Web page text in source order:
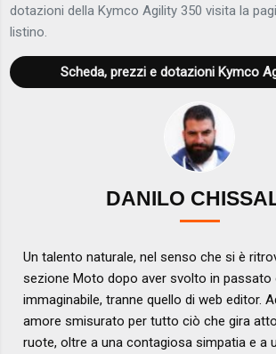
dotazioni della Kymco Agility 350 visita la
listino.
Scheda, prezzi e dotazioni Kymco
DANILO
Un talento naturale, nel senso che si è
sezione Moto dopo aver svolto in passato
immaginabile, tranne quello di web editor.
amore smisurato per tutto ciò che gira
ruote, oltre a una contagiosa simpatia e a